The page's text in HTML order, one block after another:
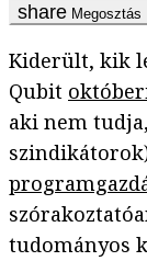
Megosztás
Kiderült, kik
Qubit
aki nem
tudományos